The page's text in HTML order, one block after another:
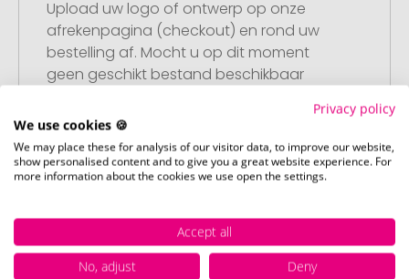
Upload uw logo of ontwerp op onze
afrekenpagina (checkout) en rond uw
bestelling af. Mocht u op dit moment
geen geschikt bestand beschikbaar
Privacy policy
We use cookies 🍪
We may place these for analysis of our visitor data, to improve our website,
show personalised content and to give you a great website experience. For
more information about the cookies we use open the settings.
Accept all
No, adjust
Deny